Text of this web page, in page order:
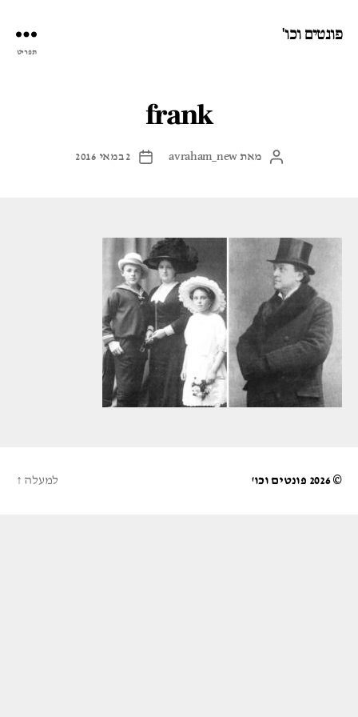
פונטים וכו'
תפריט
frank
המחבר
מאת avraham_new
תאריך
2 במאי 2016
© 2026 פונטים וכו' למעלה ↑